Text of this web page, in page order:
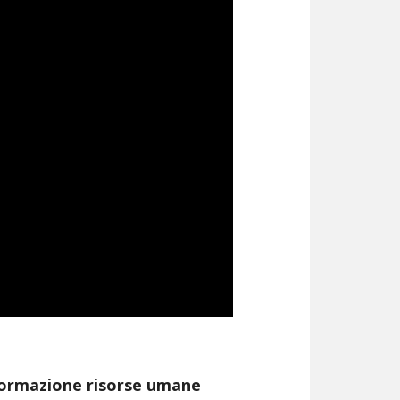
risorse umane